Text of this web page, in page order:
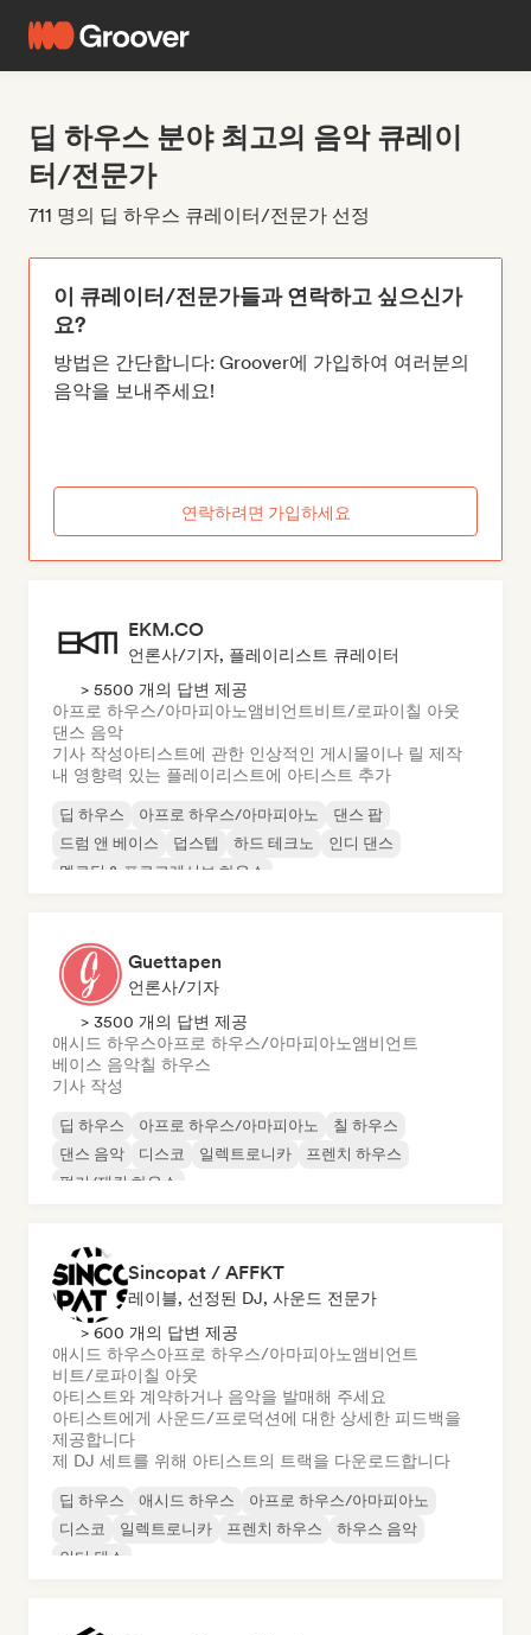
딥 하우스 분야 최고의 음악 큐레이
터/전문가
711 명의 딥 하우스 큐레이터/전문가 선정
이 큐레이터/전문가들과 연락하고 싶으신가
요?
방법은 간단합니다: Groover에 가입하여 여러분의
음악을 보내주세요!
연락하려면 가입하세요
EKM.CO
언론사/기자, 플레이리스트 큐레이터
> 5500 개의 답변 제공
아프로 하우스/아마피아노앰비언트비트/로파이칠 아웃
댄스 음악
기사 작성아티스트에 관한 인상적인 게시물이나 릴 제작
내 영향력 있는 플레이리스트에 아티스트 추가
딥 하우스 아프로 하우스/아마피아노
댄스 팝
드럼 앤 베이스
덥스텝 하드 테크노
인디 댄스
멜로딕 & 프로그레시브 하우스
Guettapen
언론사/기자
> 3500 개의 답변 제공
애시드 하우스아프로 하우스/아마피아노앰비언트
베이스 음악칠 하우스
기사 작성
딥 하우스 아프로 하우스/아마피아노
칠 하우스
댄스 음악
디스코 일렉트로니카
프렌치 하우스
펑키/재킨 하우스
Sincopat / AFFKT
레이블, 선정된 DJ, 사운드 전문가
> 600 개의 답변 제공
애시드 하우스아프로 하우스/아마피아노앰비언트
비트/로파이칠 아웃
아티스트와 계약하거나 음악을 발매해 주세요
아티스트에게 사운드/프로덕션에 대한 상세한 피드백을
제공합니다
제 DJ 세트를 위해 아티스트의 트랙을 다운로드합니다
딥 하우스 애시드 하우스
아프로 하우스/아마피아노
디스코
일렉트로니카 프렌치 하우스
하우스 음악
인디 댄스